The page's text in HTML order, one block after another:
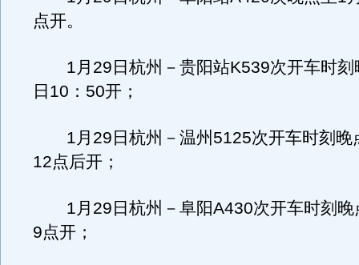
点开。
1月29日杭州－贵阳站K539次开车时刻
日10：50开；
1月29日杭州－温州5125次开车时刻晚
12点后开；
1月29日杭州－阜阳A430次开车时刻晚
9点开；